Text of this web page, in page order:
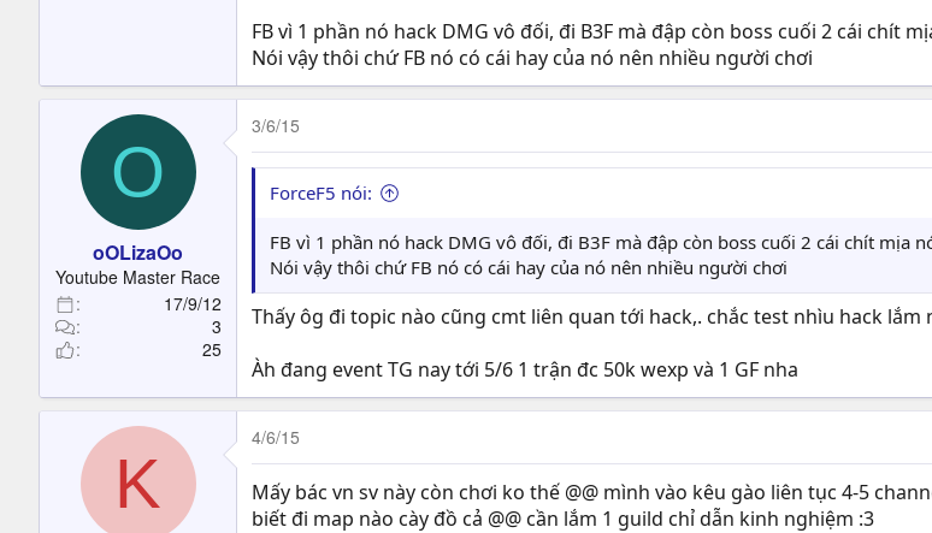
FB vì 1 phần nó hack DMG vô đối, đi B3F mà đập còn boss cuối 2 cái chít
Nói vậy thôi chứ FB nó có cái hay của nó nên nhiều người chơi
O
oOLizaOo
Youtube Master Race
17/9/12
3
25
3/6/15
ForceF5 nói:
FB vì 1 phần nó hack DMG vô đối, đi B3F mà đập còn boss cuối 2 cái chít mịa
Nói vậy thôi chứ FB nó có cái hay của nó nên nhiều người chơi
Thấy ôg đi topic nào cũng cmt liên quan tới hack,. chắc test nhìu hack lắm
Àh đang event TG nay tới 5/6 1 trận đc 50k wexp và 1 GF nha
K
4/6/15
Mấy bác vn sv này còn chơi ko thế @@ mình vào kêu gào liên tục 4-5
biết đi map nào cày đồ cả @@ cần lắm 1 guild chỉ dẫn kinh nghiệm :3